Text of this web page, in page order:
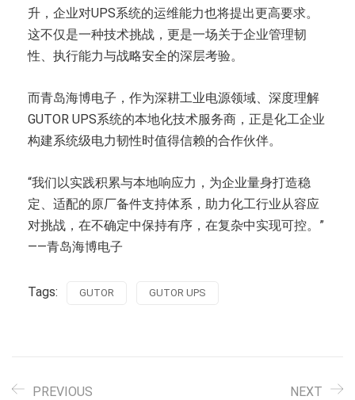
升，企业对UPS系统的运维能力也将提出更高要求。
这不仅是一种技术挑战，更是一场关于企业管理韧
性、执行能力与战略安全的深层考验。
而青岛海博电子，作为深耕工业电源领域、深度理解
GUTOR UPS系统的本地化技术服务商，正是化工企业
构建系统级电力韧性时值得信赖的合作伙伴。
“我们以实践积累与本地响应力，为企业量身打造稳
定、适配的原厂备件支持体系，助力化工行业从容应
对挑战，在不确定中保持有序，在复杂中实现可控。”
——青岛海博电子
Tags: GUTOR GUTOR UPS
PREVIOUS NEXT